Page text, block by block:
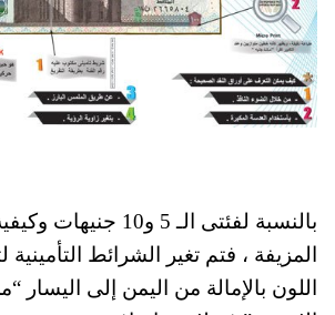
بالنسبة لفئتى الـ 5
المزيفة ، فتم تغير الشرائط
اللون بالإمالة من اليمن إلى اليسار